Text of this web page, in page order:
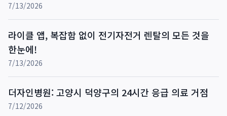
7/13/2026
라이클 앱, 복잡함 없이 전기자전거 렌탈의 모든 것을
한눈에!
7/13/2026
더자인병원: 고양시 덕양구의 24시간 응급 의료 거점
7/12/2026